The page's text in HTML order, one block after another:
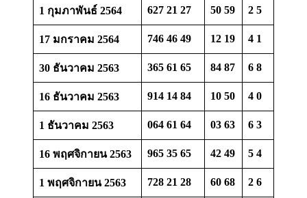
1 กุมภาพันธ์ 2564 627 21 27 50 59 2 5
17 มกราคม 2564 746 46 49 12 19 4 1
30 ธันวาคม 2563 365 61 65 84 87 6 8
16 ธันวาคม 2563 914 14 84 10 50 4 0
1 ธันวาคม 2563 064 61 64 03 63 6 3
16 พฤศจิกายน 2563 965 35 65 42 49 5 4
1 พฤศจิกายน 2563 728 21 28 60 68 2 6